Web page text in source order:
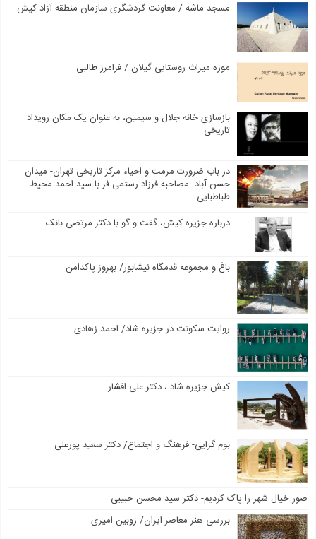
مسجد ماشه / معاونت گردشگری سازمان منطقه آزاد کیش
موزه میراث روستایی گیلان / فرامرز طالبی
بازسازی خانه جلال و سیمین، به عنوان یک مکان رویداد
تاریخی
در باب ضرورت مرمت و احیاء مرکز تاریخی تهران- میدان
حسن آباد- مصاحبه فرزاد رستمی فر با سید احمد محیط
طباطبایی
درباره جزیره کیش، گفت و گو با دکتر مرتضی بانک
باغ و مجموعه قدمگاه نیشابور/ بهروز پاکدامن
روایت سکونت در جزیره شاد/ احمد زهادی
کیش جزیره شاد ، دکتر علی افشار
بوم گرایی- فرهنگ و اجتماع/ دکتر سعید پورعلی
صور خیال شهر را پاک کردیم- دکتر سید محسن حبیبی
بررسی هنر معاصر ایران/ زوبین امیری